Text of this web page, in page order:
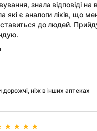
знала відповіді на
які є аналоги ліків, що
до людей.
дорожчі, ніж в інших аптеках